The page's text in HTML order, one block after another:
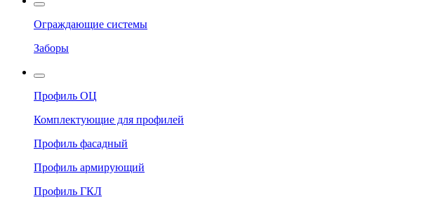
Ограждающие системы
Заборы
Профиль ОЦ
Комплектующие для профилей
Профиль фасадный
Профиль армирующий
Профиль ГКЛ